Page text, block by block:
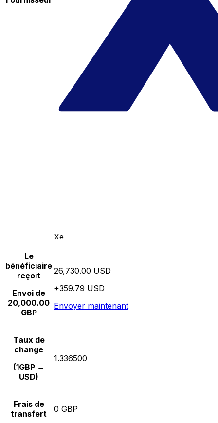
Xe
Le
bénéficiaire
reçoit
Envoi de
20,000.00
GBP
26,730.00 USD
+359.79 USD
Envoyer maintenant
Taux de
change
(1GBP →
USD)
1.336500
Frais de
transfert
0 GBP